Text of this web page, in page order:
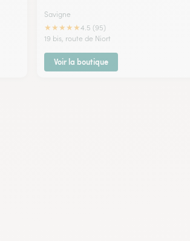
Savigne
★★★★★4.5 (95)
19 bis, route de Niort
Voir la boutique